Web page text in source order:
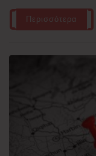
Περισσότερα